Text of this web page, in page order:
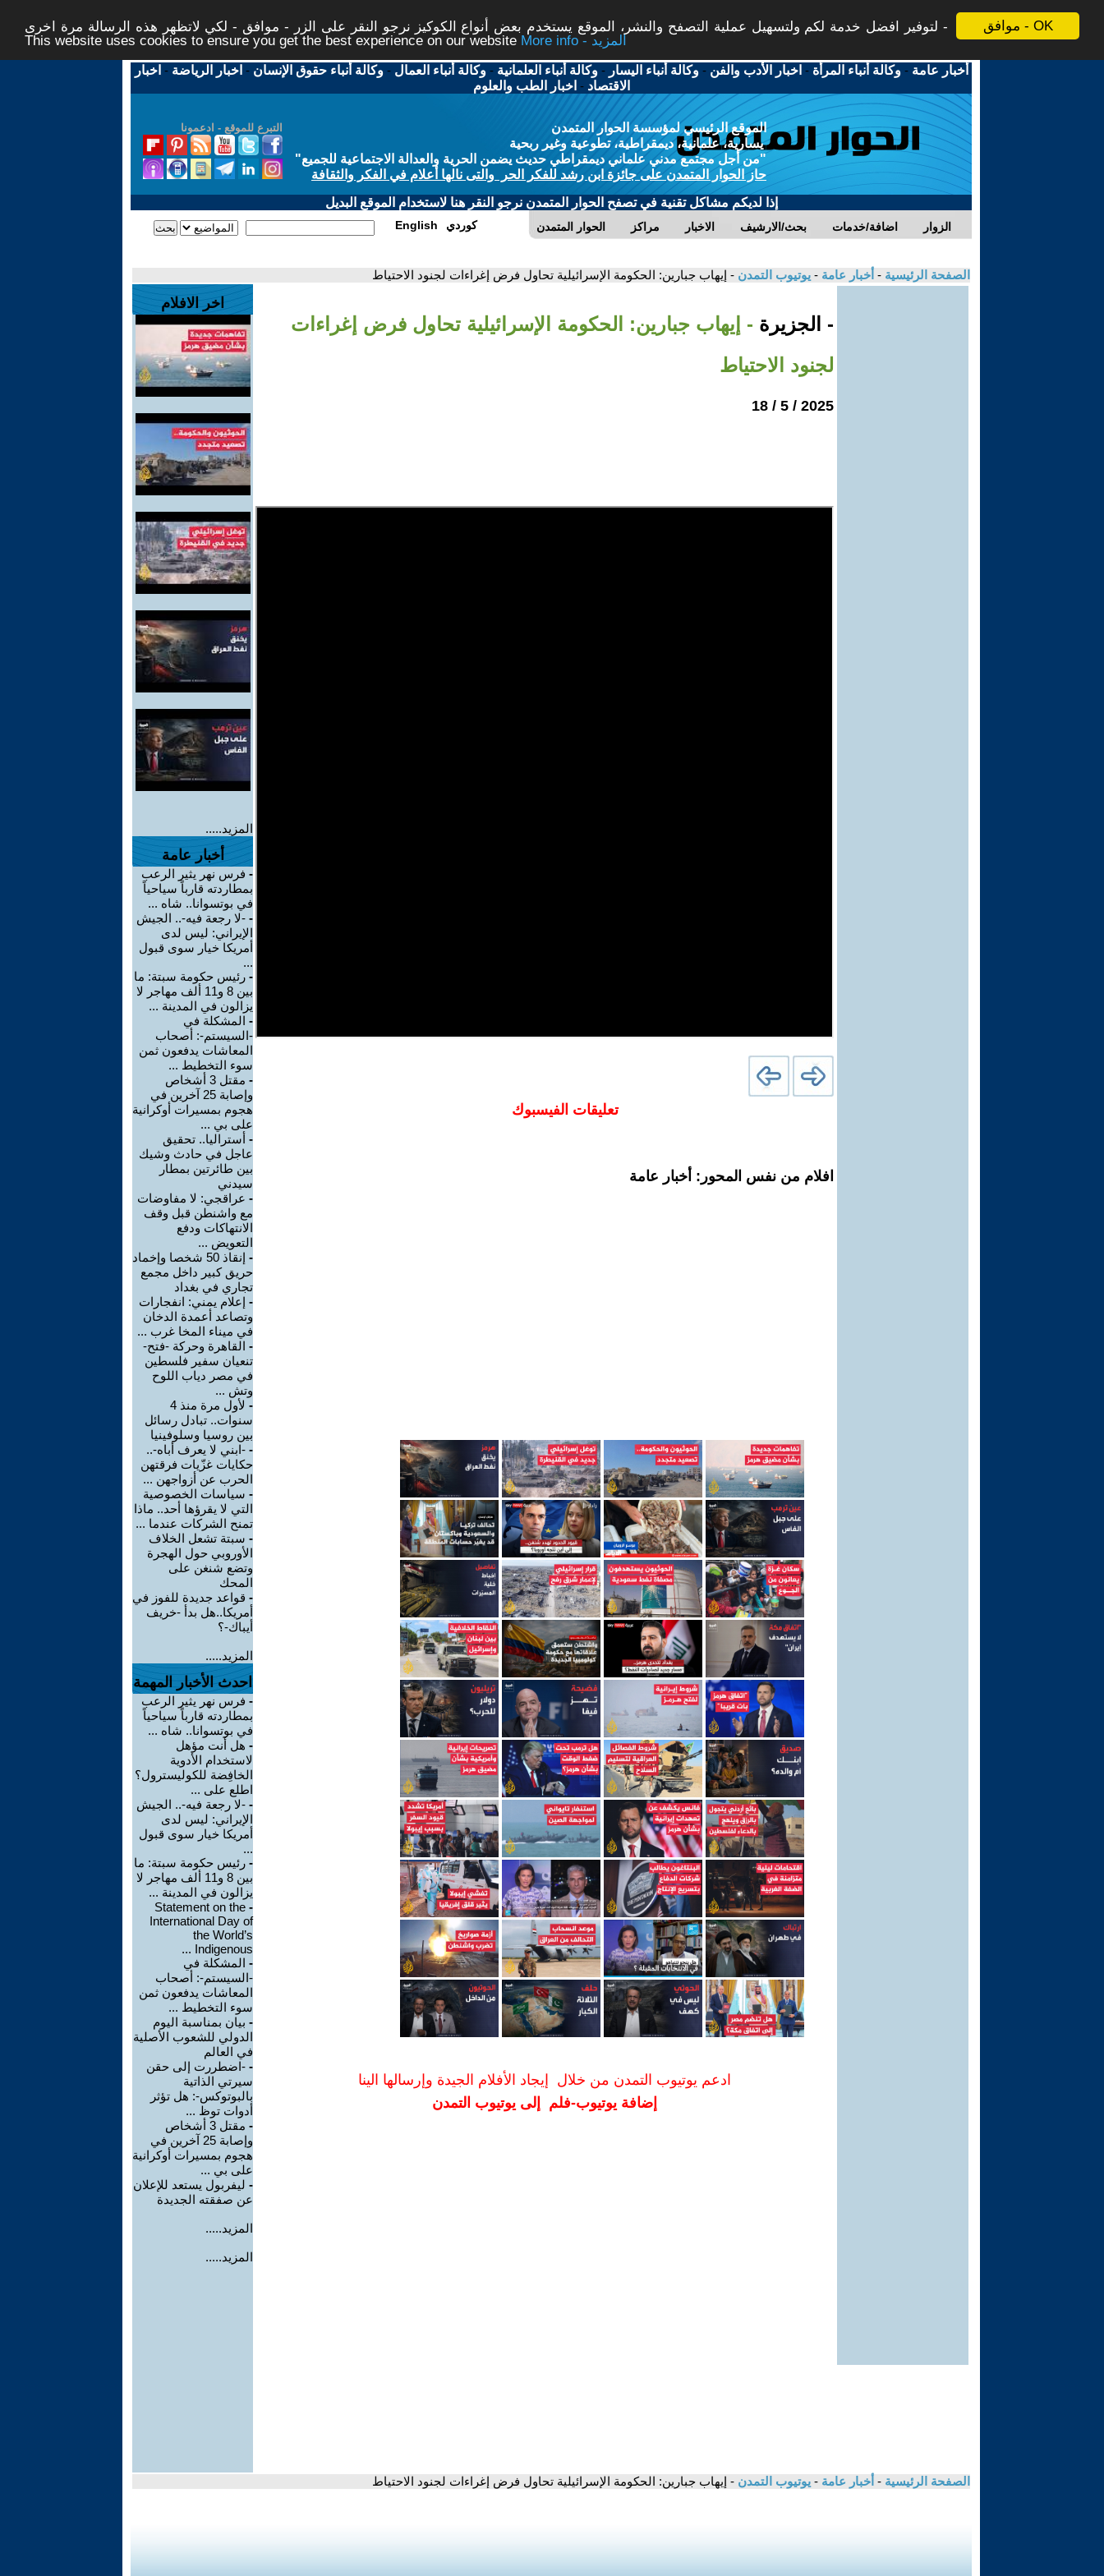
موافق - OK
لتوفير افضل خدمة لكم ولتسهيل عملية التصفح والنشر، الموقع يستخدم بعض أنواع الكوكيز نرجو النقر على الزر - موافق - لكي لاتظهر هذه الرسالة مرة اخرى -
This website uses cookies to ensure you get the best experience on our website
More info - المزيد
أخبار عامة -وكالة أنباء المرأة - اخبار الأدب والفن -وكالة أنباء اليسار -وكالة أنباء العلمانية -وكالة أنباء العمال -وكالة أنباء حقوق الإنسان - اخبار الرياضة - اخبار
الاقتصاد - اخبار الطب والعلوم
التبرع للموقع - ادعمونا
الموقع الرئيسي لمؤسسة الحوار المتمدن
يسارية، علمانية، ديمقراطية، تطوعية وغير ربحية
"من أجل مجتمع مدني علماني ديمقراطي حديث يضمن الحرية والعدالة الاجتماعية للجميع"
حاز الحوار المتمدن على جائزة ابن رشد للفكر الحر والتى نالها أعلام في الفكر والثقافة
إذا لديكم مشاكل تقنية في تصفح الحوار المتمدن نرجو النقر هنا لاستخدام الموقع البديل
الحوار المتمدن مراكز الاخبار بحث/الارشيف اضافة/خدمات الزوار English كوردي
الصفحة الرئيسية - أخبار عامة - يوتيوب التمدن - إيهاب جبارين: الحكومة الإسرائيلية تحاول فرض إغراءات لجنود الاحتياط
- الجزيرة - إيهاب جبارين: الحكومة الإسرائيلية تحاول فرض إغراءات
لجنود الاحتياط
2025 / 5 / 18
تعليقات الفيسبوك
افلام من نفس المحور: أخبار عامة
ادعم يوتيوب التمدن من خلال إيجاد الأفلام الجيدة وإرسالها الينا
إضافة يوتيوب-فلم إلى يوتيوب التمدن
اخر الافلام
المزيد.....
أخبار عامة
- فرس نهر يثير الرعب
بمطاردته قارباً سياحياً
في بوتسوانا.. شاه ...
- -لا رجعة فيه-.. الجيش
الإيراني: ليس لدى
أمريكا خيار سوى قبول
...
- رئيس حكومة سبتة: ما
بين 8 و11 ألف مهاجر لا
يزالون في المدينة ...
- المشكلة في
-السيستم-: أصحاب
المعاشات يدفعون ثمن
سوء التخطيط ...
-
مقتل 3 أشخاص
وإصابة 25 آخرين في
هجوم بمسيرات أوكرانية
على بي ...
- أستراليا.. تحقيق
عاجل في حادث وشيك
بين طائرتين بمطار
سيدني
- عراقجي: لا مفاوضات
مع واشنطن قبل وقف
الانتهاكات ودفع
التعويض ...
-
إنقاذ 50 شخصا وإخماد
حريق كبير داخل مجمع
تجاري في بغداد
- إعلام يمني: انفجارات
وتصاعد أعمدة الدخان
في ميناء المخا غرب ...
- القاهرة وحركة -فتح-
تنعيان سفير فلسطين
في مصر دياب اللوح
وتش ...
-
لأول مرة منذ 4
سنوات.. تبادل رسائل
بين روسيا وسلوفينيا
- -ابني لا يعرف أباه-..
حكايات غزّيات فرقتهن
الحرب عن أزواجهن ...
- سياسات الخصوصية
التي لا يقرؤها أحد.. ماذا
تمنح الشركات عندما ...
- سبتة تشعل الخلاف
الأوروبي حول الهجرة
وتضع شنغن على
المحك
- قواعد جديدة للفوز في
أمريكا..هل بدأ -خريف
أيباك-؟
المزيد.....
احدث الأخبار المهمة
- فرس نهر يثير الرعب
بمطاردته قارباً سياحياً
في بوتسوانا.. شاه ...
- هل أنت مؤهل
لاستخدام الأدوية
الخافِضة للكوليسترول؟
اطلع على ...
- -لا رجعة فيه-.. الجيش
الإيراني: ليس لدى
أمريكا خيار سوى قبول
...
- رئيس حكومة سبتة: ما
بين 8 و11 ألف مهاجر لا
يزالون في المدينة ...
-
Statement on the
International Day of
the World’s
Indigenous ...
- المشكلة في
-السيستم-: أصحاب
المعاشات يدفعون ثمن
سوء التخطيط ...
- بيان بمناسبة اليوم
الدولي للشعوب الأصلية
في العالم
- -اضطررت إلى حقن
سيرتي الذاتية
بالبوتوكس-: هل تؤثر
أدوات توظ ...
-
مقتل 3 أشخاص
وإصابة 25 آخرين في
هجوم بمسيرات أوكرانية
على بي ...
- ليفربول يستعد للإعلان
عن صفقته الجديدة
المزيد.....
المزيد.....
الصفحة الرئيسية - أخبار عامة - يوتيوب التمدن - إيهاب جبارين: الحكومة الإسرائيلية تحاول فرض إغراءات لجنود الاحتياط